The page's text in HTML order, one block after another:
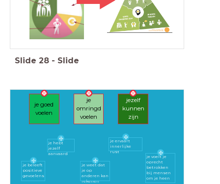
Slide 28 - Slide
je goed
voelen
je
omringd
voelen
jezelf
kunnen
zijn
je beleeft
positieve
gevoelens
je hebt
jezelf
aanvaard
je weet dat
je op
anderen kan
rekenen
je ervaart
innerlijke
rust
je voelt je
oprecht
betrokken
bij mensen
om je heen